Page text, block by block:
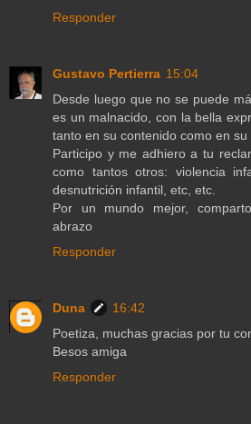
Responder
Gustavo Pertierra 15:04
Desde luego que no se puede
es un malnacido, con la bella
tanto en su contenido como en su
Participo y me adhiero a tu
como tantos otros: violencia
desnutrición infantil, etc, etc.
Por un mundo mejor,
abrazo
Responder
Duna
16:42
Poetiza, muchas gracias por tu
Besos amiga
Responder